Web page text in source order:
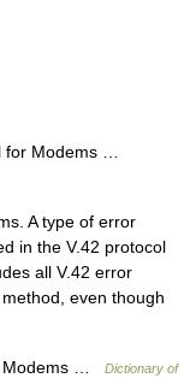
for Modems …
A type of error
in the V.42 protocol
all V.42 error
even though
Modems …
Dictionary of